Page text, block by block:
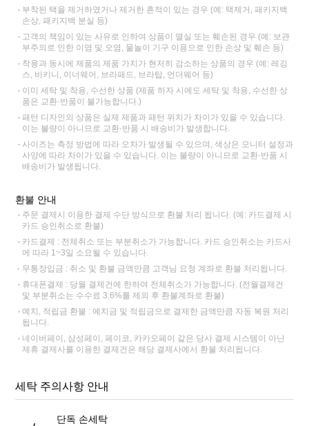
부착된 택을 제거하였거나 제거한 흔적이 있는 경우 (예: 택제거, 패키지백
손상, 패키지백 분실 등)
고객의 책임이 있는 사유로 인하여 상품이 멸실 또는 훼손된 경우 (예: 보관
부주의로 인한 이염 및 오염, 물놀이 기구 이용으로 인한 손상 및 훼손 등)
착용과 동시에 제품의 제품 가치가 현저히 감소하는 상품의 경우 (예: 레깅
스, 비키니, 이너웨어, 브라패드, 브라탑, 언더웨어 등)
이미 세탁 및 착용, 수선한 상품 (제품 하자 시에도 세탁 및 착용, 수선한 상
품은 교환·반품이 불가능합니다.)
패턴 디자인의 상품은 실제 제품과 패턴 위치가 차이가 있을 수 있습니다.
이는 불량이 아니므로 교환·반품 시 배송비가 발생합니다.
사이즈는 측정 방법에 따라 오차가 발생될 수 있으며, 색상은 모니터 설정과
사양에 따라 차이가 있을 수 있습니다. 이는 불량이 아니므로 교환·반품 시
배송비가 발생됩니다.
환불 안내
주문 결제시 이용한 결제 수단 방식으로 환불 처리 됩니다. (예: 카드결제 시
카드 승인취소로 환불)
카드결제 : 전체취소 또는 부분취소가 가능합니다. 카드 승인취소는 카드사
에 따라 1~3일 소요될 수 있습니다.
무통장입금 : 취소 및 환불 금액만큼 고객님 요청 계좌로 환불 처리됩니다.
휴대폰결제 : 당월 결제건에 한하여 전체취소가 가능합니다. (전월결제건
및 부분취소는 수수료 3.6%를 제외 후 환불계좌로 환불)
예치, 적립금 환불 : 예치금 및 적립금으로 결제한 금액만큼 자동 복원 처리
됩니다.
네이버페이, 삼성페이, 페이코, 카카오페이 같은 당사 결제 시스템이 아닌
제휴 결제사를 이용한 결제건은 해당 결제사에서 환불 처리됩니다.
세탁 주의사항 안내
단독 손세탁